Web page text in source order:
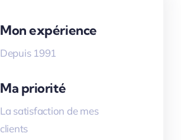
Mon expérience
Depuis 1991
Ma priorité
La satisfaction de mes
clients